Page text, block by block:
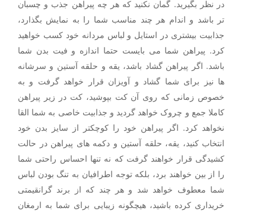
در نظر بگیرید. گمان نکنید که هر چه پیراهن جذب و چسبان
تر باشد و اندام هر چند مناسب شما را به نمایش بگذارد،
جذابیت بیشتری در استایل و لباس مردانه خود کسب خواهید
کرد. پیراهن شما می بایست حتما اندازه و فیت بدن شما
باشد. اگر پیراهن گشاد باشد، یقه و حلقه آستین و سرشانه
ها نیز برای شما گشاد و آویزان قرار خواهد گرفت و به
خصوص زمانی که روی آن کت بپوشید، کت در زیر پیراهن
کاملا جمع و چروک خواهد گردید و جذابیت خاصی به شما القا
نخواهد کرد. اگر پیراهن خود را کوچکتر از سایز بدن خود
انتخاب کنید، یقه، حلقه آستین و دکمه های پیراهن در حالت
کشیدگی قرار خواهند گرفت که نه تنها احساس راحتی شما
را از بین خواهند برد، بلکه توجه اطرافیان به تنگ بودن لباس
شما معطوف خواهد شد و هر چند که از برند گرانقیمتی
خریداری کرده باشید، هیچگونه زیبایی برای شما به ارمغان